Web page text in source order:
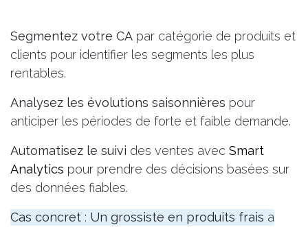
Segmentez votre CA par catégorie de produits et
clients pour identifier les segments les plus
rentables.
Analysez les évolutions saisonnières pour
anticiper les périodes de forte et faible demande.
Automatisez le suivi des ventes avec Smart
Analytics pour prendre des décisions basées sur
des données fiables.
Cas concret : Un grossiste en produits frais a